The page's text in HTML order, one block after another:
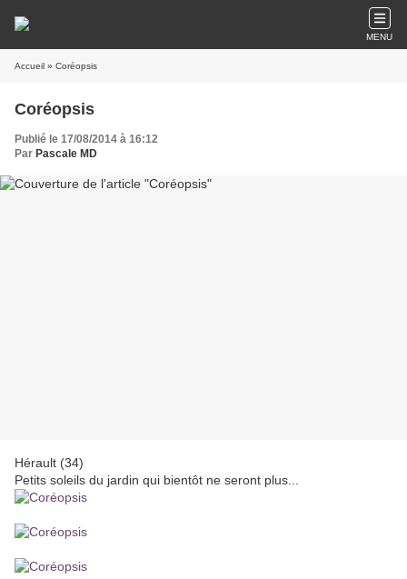
MENU
Accueil » Coréopsis
Coréopsis
Publié le 17/08/2014 à 16:12
Par Pascale MD
Hérault (34)
Petits soleils du jardin qui bientôt ne seront plus...